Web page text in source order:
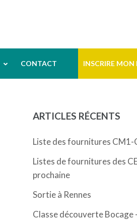
CONTACT INSCRIRE MON
ARTICLES RÉCENTS
Liste des fournitures CM1-
Listes de fournitures des
prochaine
Sortie à Rennes
Classe découverte Bocage